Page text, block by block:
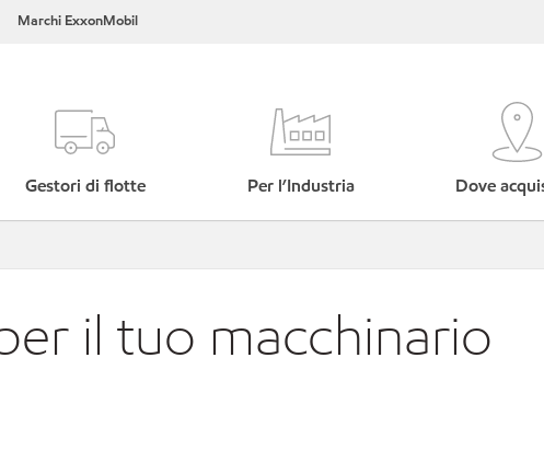
Marchi ExxonMobil
Gestori di flotte Per l’Industria Dove
il tuo macchinario